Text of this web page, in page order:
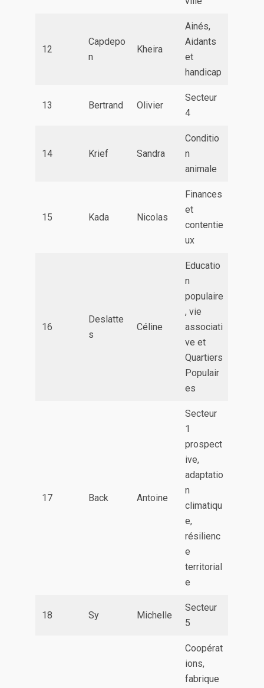
12
Capdepo
n
Kheira
Ainés,
Aidants
et
handicap
13 Bertrand Olivier
Secteur
4
14 Krief Sandra
Conditio
n
animale
15 Kada Nicolas
Finances
et
contentie
ux
16
Deslatte
s
Céline
Educatio
n
populaire
, vie
associati
ve et
Quartiers
Populair
es
17 Back Antoine
Secteur
1
prospect
ive,
adaptatio
n
climatiqu
e,
résilienc
e
territorial
e
18 Sy Michelle
Secteur
5
Coopérat
ions,
fabrique